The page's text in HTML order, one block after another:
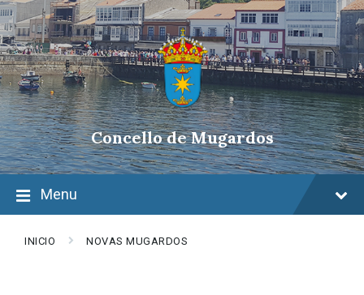
Skip
to
content
Skip
to
main
navigation
Skip
to
footer
Concello de Mugardos
Menu
INICIO NOVAS MUGARDOS